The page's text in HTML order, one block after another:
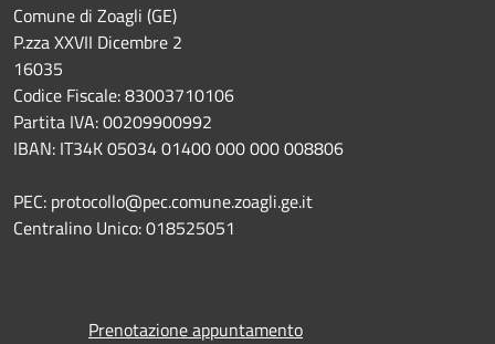
Comune di Zoagli (GE)
P.zza XXVII Dicembre 2
16035
Codice Fiscale: 83003710106
Partita IVA: 00209900992
IBAN: IT34K 05034 01400 000 000 008806
PEC: protocollo@pec.comune.zoagli.ge.it
Centralino Unico: 018525051
Prenotazione appuntamento